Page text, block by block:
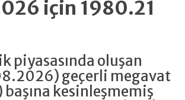
için 1980.21
piyasasında oluşan
geçerli megavat
başına kesinleşmemiş